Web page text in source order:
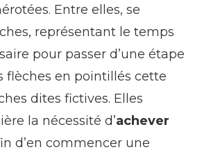
Entre elles, se
représentant le temps
pour passer d’une étape
flèches en pointillés cette
dites fictives. Elles
la nécessité d’achever
d’en commencer une